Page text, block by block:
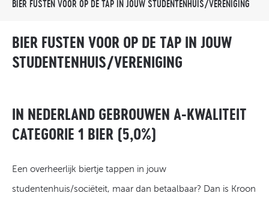
BIER FUSTEN VOOR OP DE TAP IN JOUW STUDENTENHUIS/VERENIGING
BIER FUSTEN VOOR OP DE TAP IN JOUW
STUDENTENHUIS/VERENIGING
IN NEDERLAND GEBROUWEN A-KWALITEIT
CATEGORIE 1 BIER (5,0%)
Een overheerlijk biertje tappen in jouw
studentenhuis/sociëteit, maar dan betaalbaar? Dan is Kroon